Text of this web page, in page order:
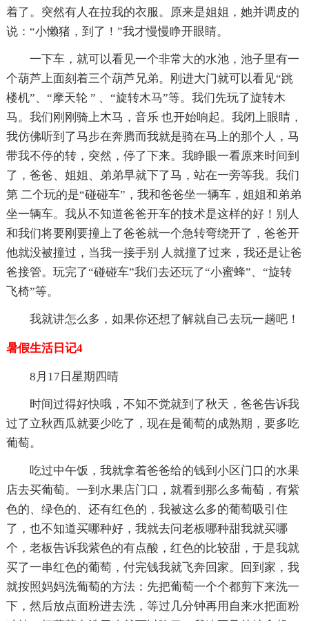
着了。突然有人在拉我的衣服。原来是姐姐，她并调皮的
说：“小懒猪，到了！”我才慢慢睁开眼睛。
一下车，就可以看见一个非常大的水池，池子里有一
个葫芦上面刻着三个葫芦兄弟。刚进大门就可以看见“跳
楼机”、“摩天轮 ” 、“旋转木马”等。我们先玩了旋转木
马。我们刚刚骑上木马，音乐 也开始响起。我闭上眼睛，
我仿佛听到了马步在奔腾而我就是骑在马上的那个人，马
带我不停的转，突然，停了下来。我睁眼一看原来时间到
了，爸爸、姐姐、弟弟早就下了马，站在一旁等我。我们
第 二个玩的是“碰碰车”，我和爸爸坐一辆车，姐姐和弟弟
坐一辆车。我从不知道爸爸开车的技术是这样的好！别人
和我们将要刚要撞上了爸爸就一个急转弯绕开了，爸爸开
他就没被撞过，当我一接手别 人就撞了过来，我还是让爸
爸接管。玩完了“碰碰车”我们去还玩了“小蜜蜂”、“旋转
飞椅”等。
我就讲怎么多，如果你还想了解就自己去玩一趟吧！
暑假生活日记4
8月17日星期四晴
时间过得好快哦，不知不觉就到了秋天，爸爸告诉我
过了立秋西瓜就要少吃了，现在是葡萄的成熟期，要多吃
葡萄。
吃过中午饭，我就拿着爸爸给的钱到小区门口的水果
店去买葡萄。一到水果店门口，就看到那么多葡萄，有紫
色的、绿色的、还有红色的，我被这么多的葡萄吸引住
了，也不知道买哪种好，我就去问老板哪种甜我就买哪
个，老板告诉我紫色的有点酸，红色的比较甜，于是我就
买了一串红色的葡萄，付完钱我就飞奔回家。回到家，我
就按照妈妈洗葡萄的方法：先把葡萄一个个都剪下来洗一
下，然后放点面粉进去洗，等过几分钟再用自来水把面粉